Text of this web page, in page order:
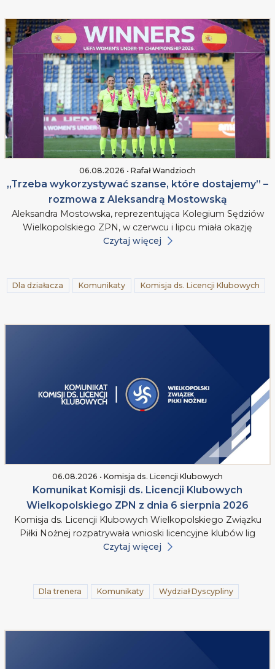
06.08.2026 • Rafał Wandzioch
„Trzeba wykorzystywać szanse, które dostajemy” –
rozmowa z Aleksandrą Mostowską
Aleksandra Mostowska, reprezentująca Kolegium Sędziów
Wielkopolskiego ZPN, w czerwcu i lipcu miała okazję
Czytaj więcej
Dla działacza Komunikaty Komisja ds. Licencji Klubowych
06.08.2026 • Komisja ds. Licencji Klubowych
Komunikat Komisji ds. Licencji Klubowych
Wielkopolskiego ZPN z dnia 6 sierpnia 2026
Komisja ds. Licencji Klubowych Wielkopolskiego Związku
Piłki Nożnej rozpatrywała wnioski licencyjne klubów lig
Czytaj więcej
Dla trenera Komunikaty Wydział Dyscypliny